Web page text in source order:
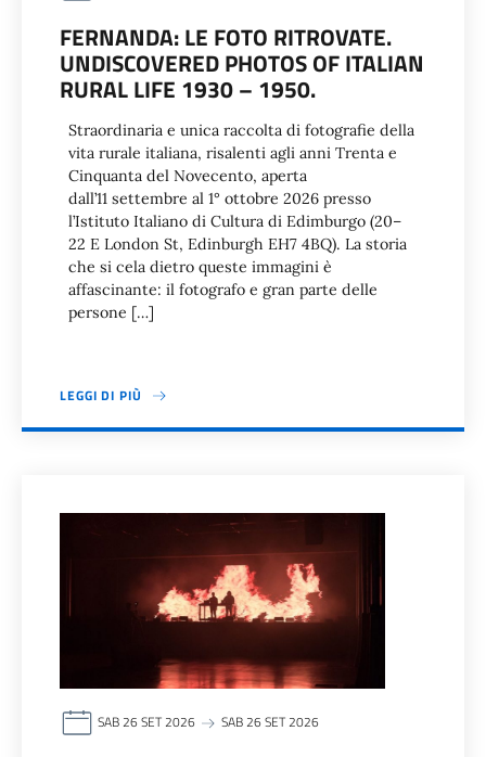
FERNANDA: LE FOTO RITROVATE.
UNDISCOVERED PHOTOS OF ITALIAN
RURAL LIFE 1930 – 1950.
Straordinaria e unica raccolta di fotografie della
vita rurale italiana, risalenti agli anni Trenta e
Cinquanta del Novecento, aperta
dall’11 settembre al 1° ottobre 2026 presso
l’Istituto Italiano di Cultura di Edimburgo (20–
22 E London St, Edinburgh EH7 4BQ). La storia
che si cela dietro queste immagini è
affascinante: il fotografo e gran parte delle
persone […]
LEGGI DI PIÙ
SAB 26 SET 2026 SAB 26 SET 2026